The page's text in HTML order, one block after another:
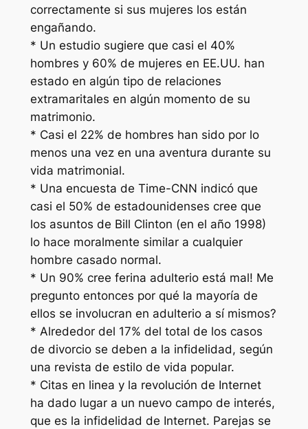
correctamente si sus mujeres los están
engañando.
* Un estudio sugiere que casi el 40%
hombres y 60% de mujeres en EE.UU. han
estado en algún tipo de relaciones
extramaritales en algún momento de su
matrimonio.
* Casi el 22% de hombres han sido por lo
menos una vez en una aventura durante su
vida matrimonial.
* Una encuesta de Time-CNN indicó que
casi el 50% de estadounidenses cree que
los asuntos de Bill Clinton (en el año 1998)
lo hace moralmente similar a cualquier
hombre casado normal.
* Un 90% cree ferina adulterio está mal! Me
pregunto entonces por qué la mayoría de
ellos se involucran en adulterio a sí mismos?
* Alrededor del 17% del total de los casos
de divorcio se deben a la infidelidad, según
una revista de estilo de vida popular.
* Citas en linea y la revolución de Internet
ha dado lugar a un nuevo campo de interés,
que es la infidelidad de Internet. Parejas se